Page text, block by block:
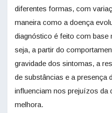
diferentes formas, com
maneira como a doença
diagnóstico é feito com base
seja, a partir do
gravidade dos sintomas, a
de substâncias e a presença
influenciam nos prejuízos da
melhora.